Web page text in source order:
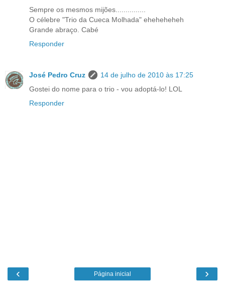
Sempre os mesmos mijões...............
O célebre "Trio da Cueca Molhada" eheheheheh
Grande abraço. Cabé
Responder
José Pedro Cruz
14 de julho de 2010 às 17:25
Gostei do nome para o trio - vou adoptá-lo! LOL
Responder
‹ ›
Página inicial